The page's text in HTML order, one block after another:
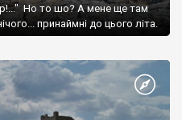
Но то шо? А мене ще там
принаймні до цього літа.